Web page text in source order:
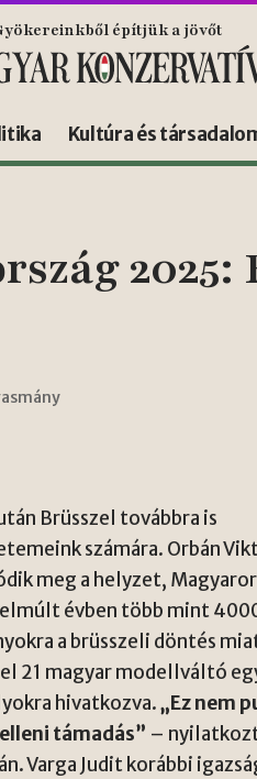
építjük a jövőt
Kultúra és
2025:
Brüsszel továbbra is
számára. Orbán
meg a helyzet,
évben több mint
a brüsszeli döntés
21 magyar modellváltó
hivatkozva.„Ez nem
támadás” –
Varga Judit korábbi